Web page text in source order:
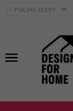
currency_h